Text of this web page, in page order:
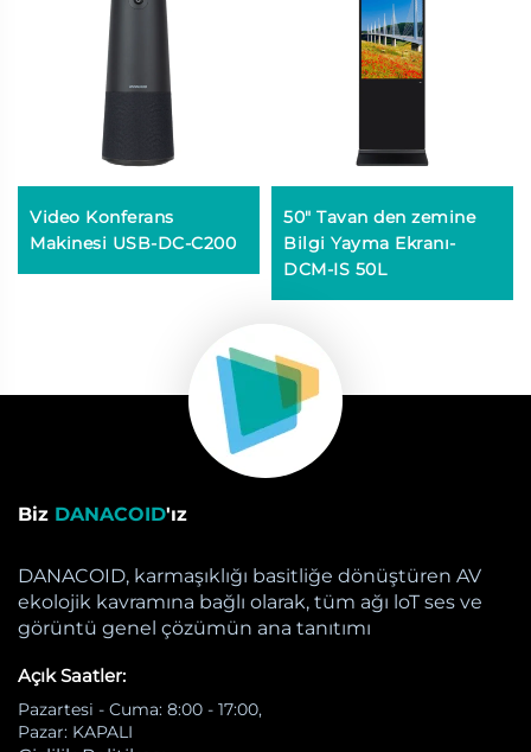
Video Konferans
Makinesi USB-DC-C200
50" Tavan den zemine
Bilgi Yayma Ekranı-
DCM-IS 50L
Biz DANACOID'ız
DANACOID, karmaşıklığı basitliğe dönüştüren AV
ekolojik kavramına bağlı olarak, tüm ağı loT ses ve
görüntü genel çözümün ana tanıtımı
Açık Saatler:
Pazartesi - Cuma: 8:00 - 17:00,
Pazar: KAPALI